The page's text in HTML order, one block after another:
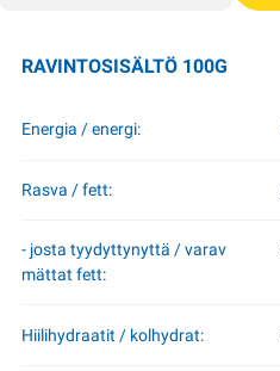
RAVINTOSISÄLTÖ 100G
Energia / energi:
Rasva / fett:
- josta tyydyttynyttä / varav
mättat fett:
Hiilihydraatit / kolhydrat: